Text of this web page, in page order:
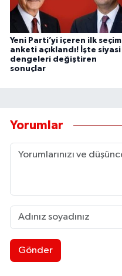
Yeni Parti’yi içeren ilk seçim
anketi açıklandı! İşte siyasi
dengeleri değiştiren
sonuçlar
Yorumlar
Gönder